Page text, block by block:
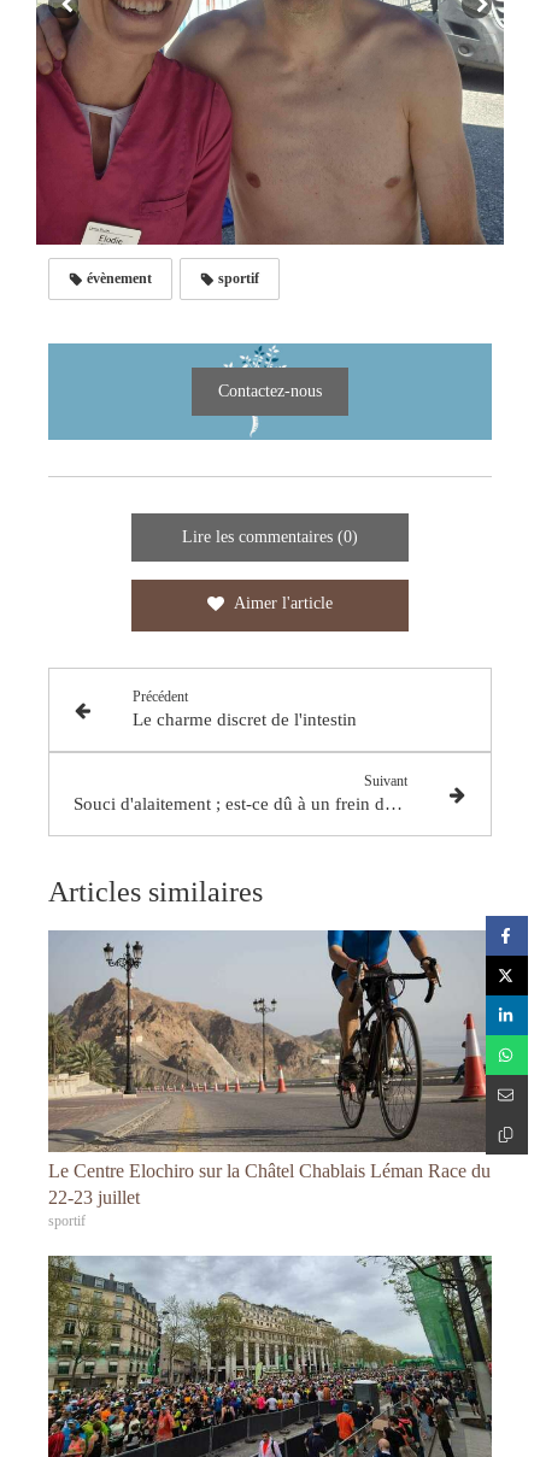
évènement sportif
Contactez-nous
Lire les commentaires (0)
Aimer l'article
Précédent
Le charme discret de l'intestin
Suivant
Souci d'alaitement ; est-ce dû à un frein de langue ?
Articles similaires
Le Centre Elochiro sur la Châtel Chablais Léman Race du
22-23 juillet
sportif